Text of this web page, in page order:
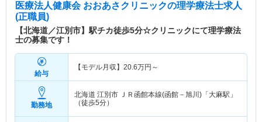
医療法人健康会 おおあさクリニックの理学療法士求人
(正職員)
【北海道／江別市】駅チカ徒歩5分☆クリニックにて理学療法
士の募集です！
給与
【モデル月収】 20.6万円～
勤務地
北海道 江別市 ＪＲ函館本線(函館－旭川)「大麻駅」
（徒歩5分）